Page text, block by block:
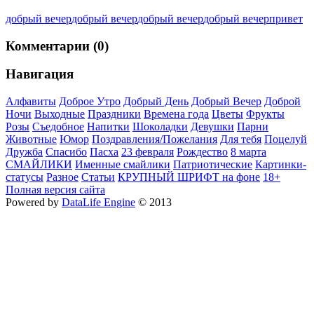
добрый вечердобрый вечердобрый вечердобрый вечерпривет
Комментарии (0)
Навигация
Алфавиты Доброе Утро Добрый День Добрый Вечер Доброй
Ночи Выходные Праздники Времена года Цветы Фрукты
Розы Съедобное Напитки Шоколадки Девушки Парни
Животные Юмор Поздравления/Пожелания Для тебя Поцелуй
Дружба Спасибо Пасха 23 февраля Рождество 8 марта
СМАЙЛИКИ Именные смайлики Патриотические Картинки-
статусы Разное Cтатьи КРУПНЫЙ ШРИФТ на фоне 18+
Полная версия сайта
Powered by DataLife Engine © 2013